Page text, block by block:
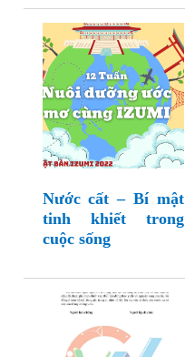
Nước cất – Bí mật
tinh khiết trong
cuộc sống